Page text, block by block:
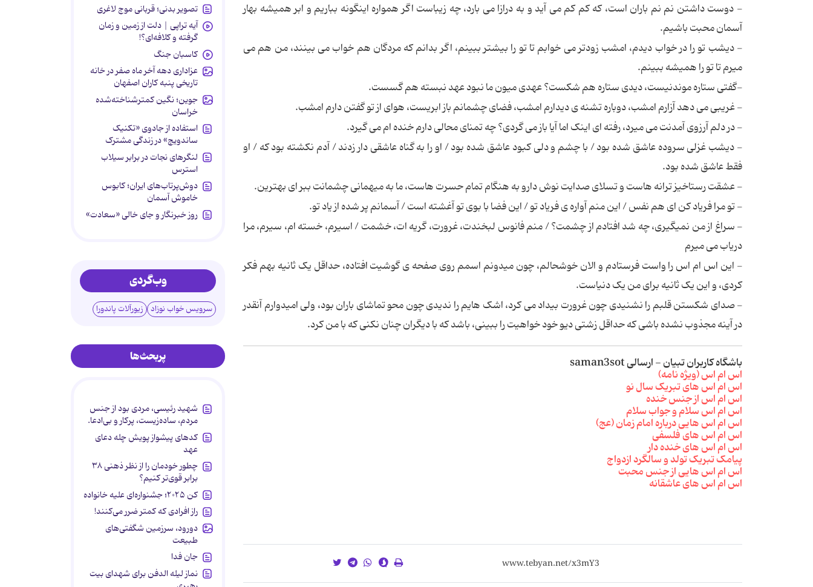
- دوست داشتن نم نم باران است، که کم کم می آید و به درازا می بارد، چه زیباست اگر همواره اینگونه بباریم و ابر همیشه بهار
آسمان محبت باشیم.
- دیشب تو را در خواب دیدم، امشب زودتر می خوابم تا تو را بیشتر ببینم، اگر بدانم که مردگان هم خواب می بینند، من هم می
میرم تا تو را همیشه ببینم.
-گفتی ستاره موندنیست، دیدی ستاره هم شکست؟ عهدی میون ما نبود عهد نبسته هم گسست.
- غریبی می دهد آزارم امشب، دوباره تشنه ی دیدارم امشب، فضای چشمانم باز ابریست، هوای از تو گفتن دارم امشب.
- در دلم آرزوی آمدنت می میرد، رفته ای اینک اما آیا باز می گردی؟ چه تمنای محالی دارم خنده ام می گیرد.
- دیشب غزلی سروده عاشق شده بود / با چشم و دلی کبود عاشق شده بود / او را به گناه عاشقی دار زدند / آدم نکشته بود که / او
فقط عاشق شده بود.
- عشقت رستاخیز ترانه هاست و تسلای صدایت نوش دارو به هنگام تمام حسرت هاست، ما به میهمانی چشمانت ببر ای بهترین.
- تو مرا فریاد کن ای هم نفس / این منم آواره ی فریاد تو / این فضا با بوی تو آغشته است / آسمانم پر شده از یاد تو.
- سراغ از من نمیگیری، چه شد افتادم از چشمت؟ / منم فانوس لبخندت، غرورت، گریه ات، خشمت / اسیرم، خسته ام، سیرم، مرا
دریاب می میرم
- این اس ام اس را واست فرستادم و الان خوشحالم، چون میدونم اسمم روی صفحه ی گوشیت افتاده، حداقل یک ثانیه بهم فکر
کردی، و این یک ثانیه برای من یک دنیاست.
- صدای شکستن قلبم را نشنیدی چون غرورت بیداد می کرد، اشک هایم را ندیدی چون محو تماشای باران بود، ولی امیدوارم آنقدر
در آینه مجذوب نشده باشی که حداقل زشتی دیو خود خواهیت را ببینی، باشد که با دیگران چنان نکنی که با من کرد.
باشگاه کاربران تبیان - ارسالی saman3sot
اس ام اس (ویژه نامه)
اس ام اس های تبریک سال نو
اس ام اس از جنس خنده
اس ام اس سلام و جواب سلام
اس ام اس هایی درباره امام زمان (عج)
اس ام اس های فلسفی
اس ام اس های خنده دار
پیامک تبریک تولد و سالگرد ازدواج
اس ام اس هایی از جنس محبت
اس ام اس های عاشقانه
تصویر بدنی؛ قربانی موج لاغری
آیه تراپی | دلت از زمین و زمان
گرفته و کلافه‌ای؟!
کاسبان جنگ
عزاداری دهه آخر ماه صفر در خانه
تاریخی پنبه کاران اصفهان
جوین؛ نگین کمترشناخته‌شده
خراسان
استفاده از جادوی «تکنیک
ساندویچ» در زندگی مشترک
لنگرهای نجات در برابر سیلاب
استرس
دوش‌پرتاب‌های ایران؛ کابوس
خاموش آسمان
روز خبرنگار و جای خالی «سعادت»
وب‌گردی
سرویس خواب نوزاد زیورآلات پاندورا
پربحث‌ها
شهید رئیسی، مردی بود از جنس
مردم، ساده‌زیست، پرکار و بی‌ادعا.
کدهای پیشواز پویش چله دعای
عهد
چطور خودمان را از نظر ذهنی ۳۸
برابر قوی‌تر کنیم؟
کن ۲۰۲۵؛ جشنواره‌ای علیه خانواده
راز افرادی که کمتر ضرر می‌کنند!
دورود، سرزمین شگفتی‌های
طبیعت
جان فدا
نماز لیله الدفن برای شهدای بیت